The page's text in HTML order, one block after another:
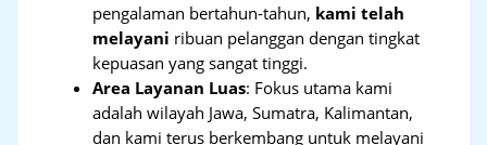
pengalaman bertahun-tahun, kami telah
melayani ribuan pelanggan dengan tingkat
kepuasan yang sangat tinggi.
Area Layanan Luas: Fokus utama kami
adalah wilayah Jawa, Sumatra, Kalimantan,
dan kami terus berkembang untuk melayani